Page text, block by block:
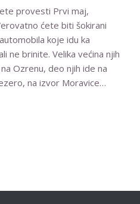
provesti Prvi maj,
ćete biti šokirani
koje idu ka
ne brinite. Velika većina njih
Ozrenu, deo njih ide na
na izvor Moravice…